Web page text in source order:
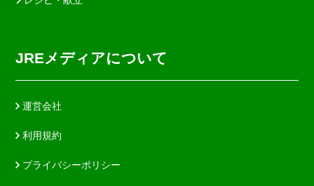
JREメディアについて
運営会社
利用規約
プライバシーポリシー